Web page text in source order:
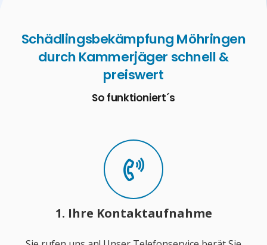
Schädlingsbekämpfung Möhringen
durch Kammerjäger schnell &
preiswert
So funktioniert´s
1. Ihre Kontaktaufnahme